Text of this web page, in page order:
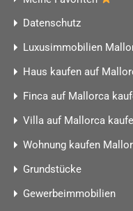
Datenschutz
Luxusimmobilien
Haus kaufen auf
Finca auf Mallorca
Villa auf Mallorca
Wohnung kaufen
Grundstücke
Gewerbeimmobilien